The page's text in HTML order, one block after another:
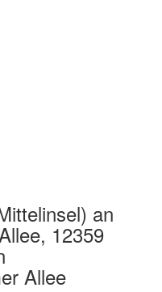
an
12359
Allee